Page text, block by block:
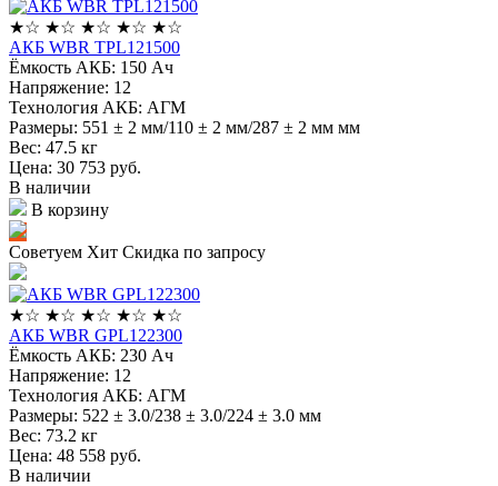
★☆ ★☆ ★☆ ★☆ ★☆
АКБ WBR TPL121500
Ёмкость АКБ: 150 Ач
Напряжение: 12
Технология АКБ: АГМ
Размеры: 551 ± 2 мм/110 ± 2 мм/287 ± 2 мм мм
Вес: 47.5 кг
Цена: 30 753 руб.
В наличии
В корзину
Советуем Хит Скидка по запросу
★☆ ★☆ ★☆ ★☆ ★☆
АКБ WBR GPL122300
Ёмкость АКБ: 230 Ач
Напряжение: 12
Технология АКБ: АГМ
Размеры: 522 ± 3.0/238 ± 3.0/224 ± 3.0 мм
Вес: 73.2 кг
Цена: 48 558 руб.
В наличии